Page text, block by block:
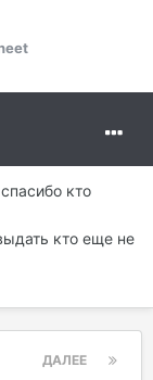
кто
кто еще не
ДАЛЕЕ